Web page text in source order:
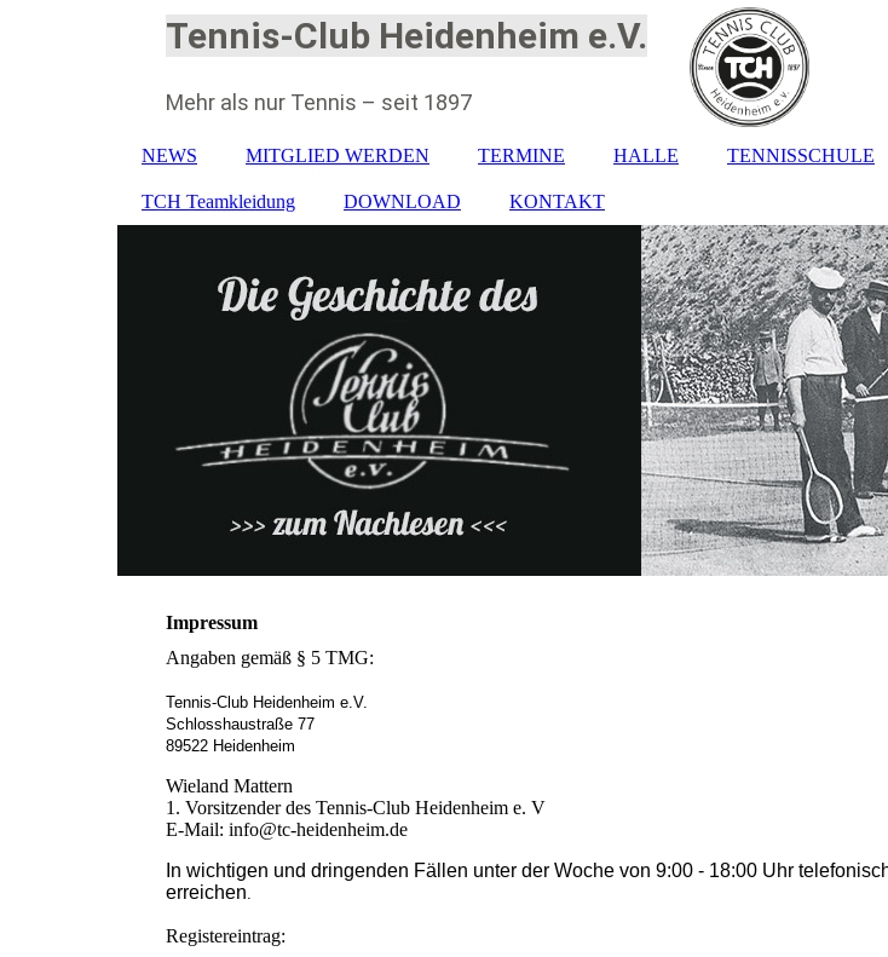
Tennis-Club Heidenheim e.V.
Mehr als nur Tennis – seit 1897
NEWS MITGLIED WERDEN TERMINE HALLE TENNISSCHULE
TCH Teamkleidung DOWNLOAD KONTAKT
Impressum
Angaben gemäß § 5 TMG:
Tennis-Club Heidenheim e.V.
Schlosshaustraße 77
89522 Heidenheim
Wieland Mattern
1. Vorsitzender des Tennis-Club Heidenheim e. V
E-Mail: info@tc-heidenheim.de
In wichtigen und dringenden Fällen unter der Woche von 9:00 - 18:00 Uhr
erreichen.
Registereintrag: